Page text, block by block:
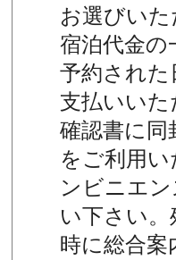
お選びい
宿泊代金の
予約された
支払いい
確認書に同
をご利用
ンビニエ
い下さい
時に総合案